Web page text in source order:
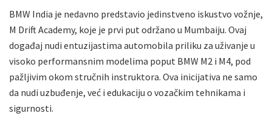
BMW India je nedavno predstavio jedinstveno iskustvo vožnje,
M Drift Academy, koje je prvi put održano u Mumbaiju. Ovaj
događaj nudi entuzijastima automobila priliku za uživanje u
visoko performansnim modelima poput BMW M2 i M4, pod
pažljivim okom stručnih instruktora. Ova inicijativa ne samo
da nudi uzbuđenje, već i edukaciju o vozačkim tehnikama i
sigurnosti.